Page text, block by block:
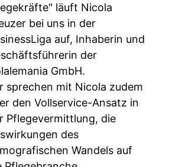
läuft Nicola
bei uns in der
auf, Inhaberin und
der
GmbH.
sprechen mit Nicola zudem
den Vollservice-Ansatz in
Pflegevermittlung, die
des
Wandels auf